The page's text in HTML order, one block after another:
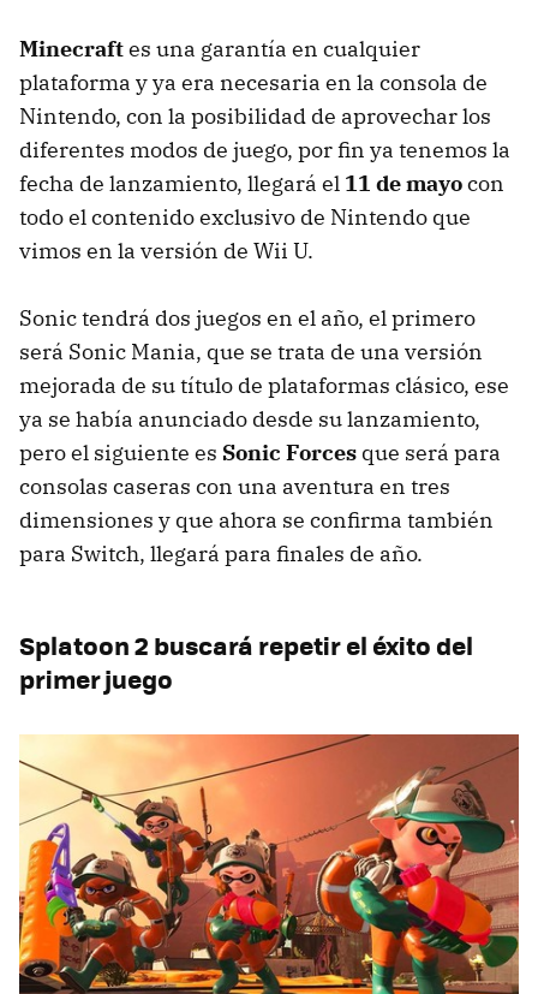
Minecraftes una garantía en cualquier
plataforma y ya era necesaria en la consola de
Nintendo, con la posibilidad de aprovechar los
diferentes modos de juego, por fin ya tenemos la
fecha de lanzamiento, llegará el 11 de mayocon
todo el contenido exclusivo de Nintendo que
vimos en la versión de Wii U.
Sonic tendrá dos juegos en el año, el primero
será Sonic Mania, que se trata de una versión
mejorada de su título de plataformas clásico, ese
ya se había anunciado desde su lanzamiento,
pero el siguiente es Sonic Forces que será para
consolas caseras con una aventura en tres
dimensiones y que ahora se confirma también
para Switch, llegará para finales de año.
Splatoon 2 buscará repetir el éxito del
primer juego